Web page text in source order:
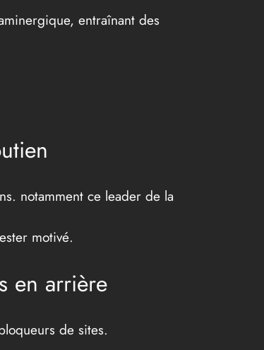
entraînant des
notamment ce leader de la
motivé.
en arrière
de sites.